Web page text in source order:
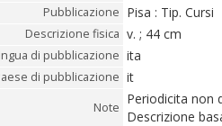
Pubblicazione Pisa : Tip. Cursi
Descrizione fisica v. ; 44 cm
di pubblicazione ita
di pubblicazione it
Note
Periodicita non
Descrizione